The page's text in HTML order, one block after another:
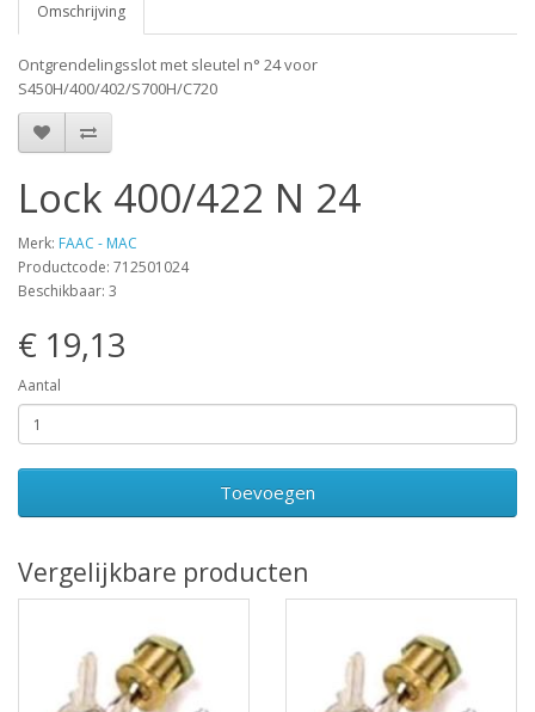
Omschrijving
Ontgrendelingsslot met sleutel n° 24 voor
S450H/400/402/S700H/C720
Lock 400/422 N 24
Merk: FAAC - MAC
Productcode: 712501024
Beschikbaar: 3
€ 19,13
Aantal
Toevoegen
Vergelijkbare producten